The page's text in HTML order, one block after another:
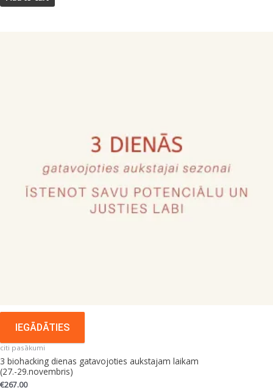
€35.00.€21.00.
IEGĀDĀTIES
citi pasākumi
3 biohacking dienas gatavojoties aukstajam laikam
(27.-29.novembris)
€267.00